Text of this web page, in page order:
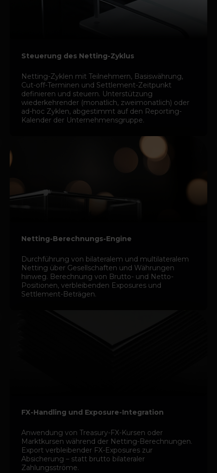
Steuerung des Netting-Zyklus
Netting-Zyklen mit Teilnehmern, Basiswährung,
Cut-off-Terminen und Settlement-Zeitpunkt
definieren und steuern. Unterstützung
wiederkehrender (monatlich, zweimonatlich) oder
ad-hoc Zyklen, abgestimmt auf den Reporting-
Kalender der Unternehmensgruppe.
Netting-Berechnungs-Engine
Durchführung von bilateralem und multilateralem
Netting über Gesellschaften und Währungen
hinweg. Berechnung von Brutto- und Netto-
Positionen, verbleibenden Exposures und
Settlement-Beträgen.
FX-Handling und Exposure-Integration
Anwendung von Treasury-FX-Kursen oder
Marktkursen während der Netting-Berechnungen.
Export verbleibender FX-Exposures zur
Absicherung – statt brutto bilateraler
Zahlungsströme.